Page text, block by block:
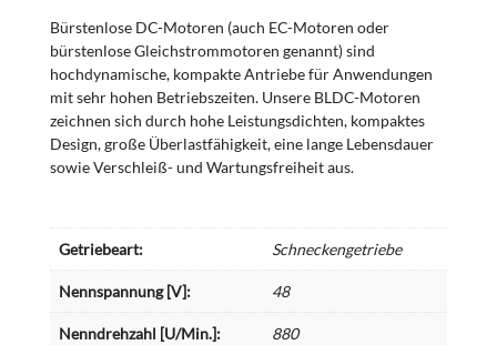
Bürstenlose DC-Motoren (auch EC-Motoren oder
bürstenlose Gleichstrommotoren genannt) sind
hochdynamische, kompakte Antriebe für Anwendungen
mit sehr hohen Betriebszeiten. Unsere BLDC-Motoren
zeichnen sich durch hohe Leistungsdichten, kompaktes
Design, große Überlastfähigkeit, eine lange Lebensdauer
sowie Verschleiß- und Wartungsfreiheit aus.
Getriebeart: Schneckengetriebe
Nennspannung [V]: 48
Nenndrehzahl [U/Min.]: 880